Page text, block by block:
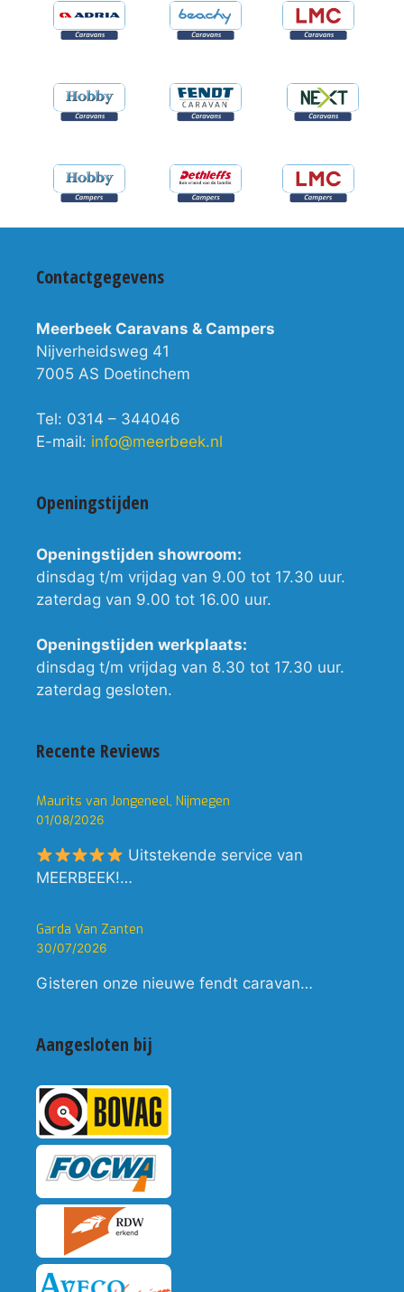
Contactgegevens
Meerbeek Caravans & Campers
Nijverheidsweg 41
7005 AS Doetinchem
Tel: 0314 – 344046
E-mail: info@meerbeek.nl
Openingstijden
Openingstijden showroom:
dinsdag t/m vrijdag van 9.00 tot 17.30 uur.
zaterdag van 9.00 tot 16.00 uur.
Openingstijden werkplaats:
dinsdag t/m vrijdag van 8.30 tot 17.30 uur.
zaterdag gesloten.
Recente Reviews
Maurits van Jongeneel, Nijmegen
01/08/2026
Uitstekende service van
MEERBEEK!…
Garda Van Zanten
30/07/2026
Gisteren onze nieuwe fendt caravan…
Aangesloten bij